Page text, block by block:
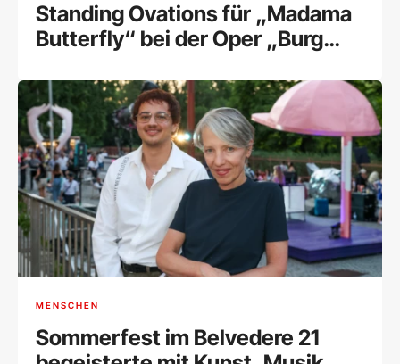
Standing Ovations für „Madama
Butterfly“ bei der Oper „Burg
MENSCHEN
Sommerfest im Belvedere 21